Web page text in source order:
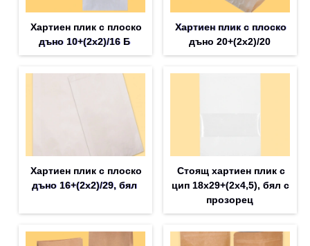
Хартиен плик с плоско
дъно 10+(2х2)/16 Б
Хартиен плик с плоско
дъно 20+(2х2)/20
Хартиен плик с плоско
дъно 16+(2х2)/29, бял
Стоящ хартиен плик с
цип 18х29+(2х4,5), бял с
прозорец